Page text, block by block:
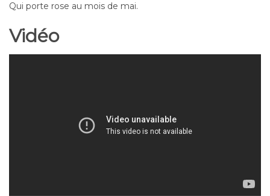
Qui porte rose au mois de mai.
Vidéo